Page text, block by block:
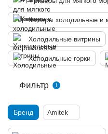
Камеры холодильные и
Холодильные витрины
Холодильные горки
Фильтр 1
Бренд Amitek